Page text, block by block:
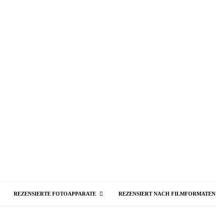
REZENSIERTE FOTOAPPARATE REZENSIERT NACH FILMFORMATEN